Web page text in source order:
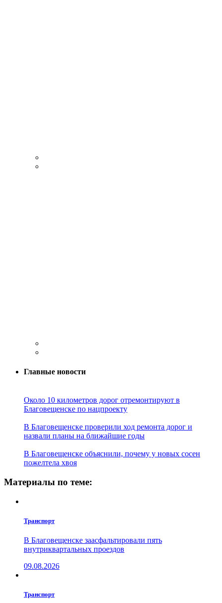
Главные новости
Около 10 километров дорог отремонтируют в
Благовещенске по нацпроекту
В Благовещенске проверили ход ремонта дорог и
назвали планы на ближайшие годы
В Благовещенске объяснили, почему у новых сосен
пожелтела хвоя
Материалы по теме:
Транспорт
В Благовещенске заасфальтировали пять
внутриквартальных проездов
09.08.2026
Транспорт